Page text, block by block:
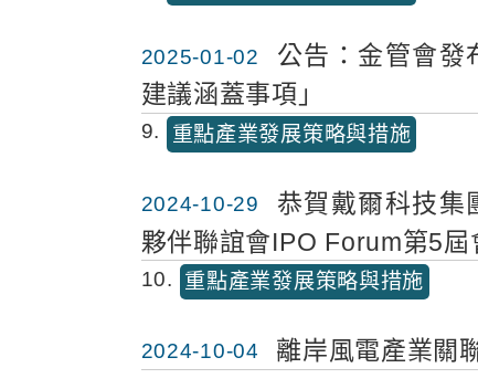
2025-01-02
公告：金管會發
建議涵蓋事項」
9
重點產業發展策略與措施
2024-10-29
恭賀戴爾科技集
夥伴聯誼會IPO Forum第5屆
10
重點產業發展策略與措施
2024-10-04
離岸風電產業關